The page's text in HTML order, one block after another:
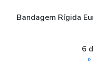
Bandagem Rígida
6